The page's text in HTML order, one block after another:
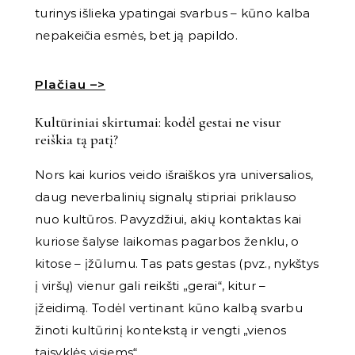
turinys išlieka ypatingai svarbus – kūno kalba
nepakeičia esmės, bet ją papildo.
Plačiau –>
Kultūriniai skirtumai: kodėl gestai ne visur
reiškia tą patį?
Nors kai kurios veido išraiškos yra universalios,
daug neverbalinių signalų stipriai priklauso
nuo kultūros. Pavyzdžiui, akių kontaktas kai
kuriose šalyse laikomas pagarbos ženklu, o
kitose – įžūlumu. Tas pats gestas (pvz., nykštys
į viršų) vienur gali reikšti „gerai“, kitur –
įžeidimą. Todėl vertinant kūno kalbą svarbu
žinoti kultūrinį kontekstą ir vengti „vienos